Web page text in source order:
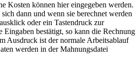
Kosten können hier eingegeben werden.
dann und wenn sie berechnet werden
oder ein Tastendruck zur
bestätigt, so kann die Rechnung
Ausdruck ist der normale Arbeitsablauf
werden in der Mahnungsdatei